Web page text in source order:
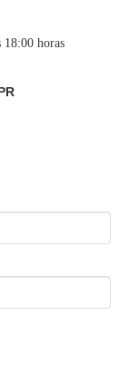
18:00 horas